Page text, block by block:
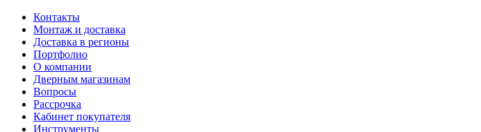
Контакты
Монтаж и доставка
Доставка в регионы
Портфолио
О компании
Дверным магазинам
Вопросы
Рассрочка
Кабинет покупателя
Инструменты